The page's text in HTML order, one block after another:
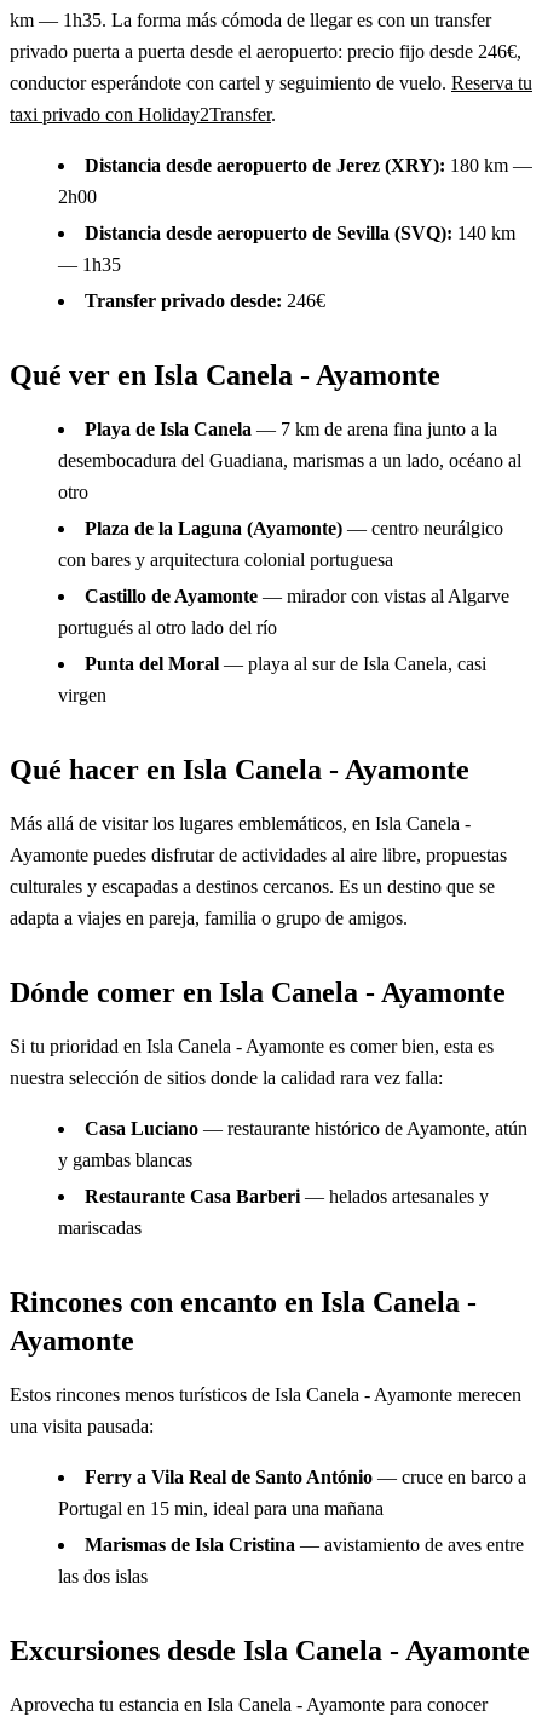
km — 1h35. La forma más cómoda de llegar es con un transfer
privado puerta a puerta desde el aeropuerto: precio fijo desde 246€,
conductor esperándote con cartel y seguimiento de vuelo. Reserva tu
taxi privado con Holiday2Transfer.
Distancia desde aeropuerto de Jerez (XRY): 180 km —
2h00
Distancia desde aeropuerto de Sevilla (SVQ): 140 km
— 1h35
Transfer privado desde: 246€
Qué ver en Isla Canela - Ayamonte
Playa de Isla Canela — 7 km de arena fina junto a la
desembocadura del Guadiana, marismas a un lado, océano al
otro
Plaza de la Laguna (Ayamonte) — centro neurálgico
con bares y arquitectura colonial portuguesa
Castillo de Ayamonte — mirador con vistas al Algarve
portugués al otro lado del río
Punta del Moral — playa al sur de Isla Canela, casi
virgen
Qué hacer en Isla Canela - Ayamonte
Más allá de visitar los lugares emblemáticos, en Isla Canela -
Ayamonte puedes disfrutar de actividades al aire libre, propuestas
culturales y escapadas a destinos cercanos. Es un destino que se
adapta a viajes en pareja, familia o grupo de amigos.
Dónde comer en Isla Canela - Ayamonte
Si tu prioridad en Isla Canela - Ayamonte es comer bien, esta es
nuestra selección de sitios donde la calidad rara vez falla:
Casa Luciano — restaurante histórico de Ayamonte, atún
y gambas blancas
Restaurante Casa Barberi — helados artesanales y
mariscadas
Rincones con encanto en Isla Canela -
Ayamonte
Estos rincones menos turísticos de Isla Canela - Ayamonte merecen
una visita pausada:
Ferry a Vila Real de Santo António — cruce en barco a
Portugal en 15 min, ideal para una mañana
Marismas de Isla Cristina — avistamiento de aves entre
las dos islas
Excursiones desde Isla Canela - Ayamonte
Aprovecha tu estancia en Isla Canela - Ayamonte para conocer